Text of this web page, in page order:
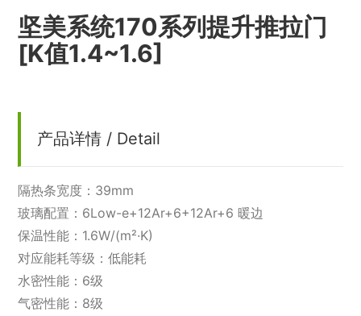
坚美系统170系列提升推拉门
[K值1.4~1.6]
产品详情 / Detail
隔热条宽度：39mm
玻璃配置：6Low-e+12Ar+6+12Ar+6 暖边
保温性能：1.6W/(m²·K)
对应能耗等级：低能耗
水密性能：6级
气密性能：8级